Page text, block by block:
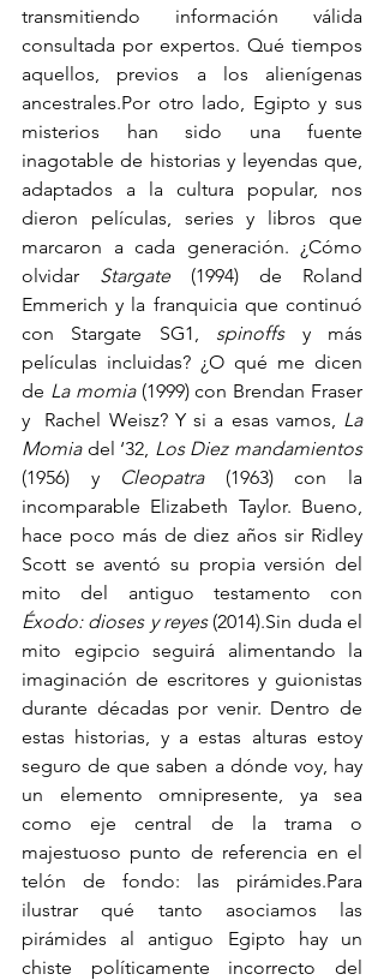
transmitiendo información válida
consultada por expertos. Qué tiempos
aquellos, previos a los alienígenas
ancestrales.Por otro lado, Egipto y sus
misterios han sido una fuente
inagotable de historias y leyendas que,
adaptados a la cultura popular, nos
dieron películas, series y libros que
marcaron a cada generación. ¿Cómo
olvidar Stargate (1994) de Roland
Emmerich y la franquicia que continuó
con Stargate SG1, spinoffs y más
películas incluidas? ¿O qué me dicen
de La momia (1999) con Brendan Fraser
y  Rachel Weisz? Y si a esas vamos, La
Momia del ‘32, Los Diez mandamientos
(1956) y Cleopatra (1963) con la
incomparable Elizabeth Taylor. Bueno,
hace poco más de diez años sir Ridley
Scott se aventó su propia versión del
Éxodo: dioses y reyes (2014).Sin duda el
mito egipcio seguirá alimentando la
imaginación de escritores y guionistas
durante décadas por venir. Dentro de
estas historias, y a estas alturas estoy
seguro de que saben a dónde voy, hay
un elemento omnipresente, ya sea
como eje central de la trama o
majestuoso punto de referencia en el
telón de fondo: las pirámides.Para
ilustrar qué tanto asociamos las
pirámides al antiguo Egipto hay un
chiste políticamente incorrecto del